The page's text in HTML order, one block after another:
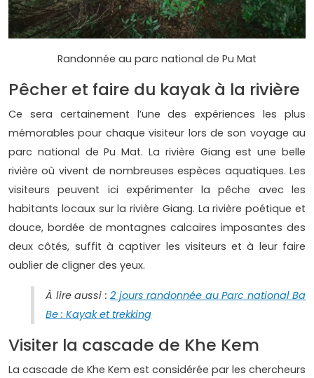
Randonnée au parc national de Pu Mat
Pêcher et faire du kayak à la rivière
Ce sera certainement l’une des expériences les plus
mémorables pour chaque visiteur lors de son voyage au
parc national de Pu Mat. La rivière Giang est une belle
rivière où vivent de nombreuses espèces aquatiques. Les
visiteurs peuvent ici expérimenter la pêche avec les
habitants locaux sur la rivière Giang. La rivière poétique et
douce, bordée de montagnes calcaires imposantes des
deux côtés, suffit à captiver les visiteurs et à leur faire
oublier de cligner des yeux.
À lire aussi : 2 jours randonnée au Parc national Ba
Be : Kayak et trekking
Visiter la cascade de Khe Kem
La cascade de Khe Kem est considérée par les chercheurs